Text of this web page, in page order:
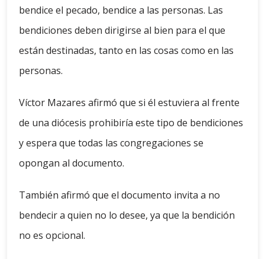
bendice el pecado, bendice a las personas. Las
bendiciones deben dirigirse al bien para el que
están destinadas, tanto en las cosas como en las
personas.
Víctor Mazares afirmó que si él estuviera al frente
de una diócesis prohibiría este tipo de bendiciones
y espera que todas las congregaciones se
opongan al documento.
También afirmó que el documento invita a no
bendecir a quien no lo desee, ya que la bendición
no es opcional.